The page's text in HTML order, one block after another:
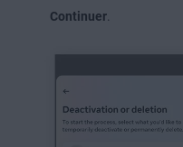
Continuer.